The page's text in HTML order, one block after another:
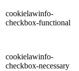
cookielawinfo-
checkbox-functional
cookielawinfo-
checkbox-necessary